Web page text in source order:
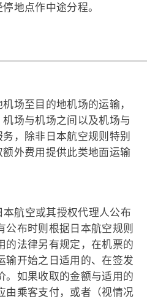
地点作中途分程。
场至目的地机场的运输，
场与机场之间以及机场与
，除非日本航空规则特别
外费用提供此类地面运输
航空或其授权代理人公布
公布时则根据日本航空规则
的法律另有规定，在机票的
输开始之日适用的、在签发
。如果收取的金额与适用的
由乘客支付，或者（视情况